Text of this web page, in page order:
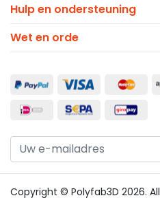
Hulp en ondersteuning
Wet en orde
Copyright © Polyfab3D 2026.